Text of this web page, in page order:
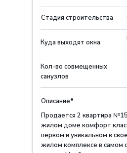
Стадия строительства
Куда выходят окна
Кол-во совмещенных
санузлов
Описание*
Продается 2 квартира
жилом доме комфорт
первом и уникальном в
жилом комплексе в самом